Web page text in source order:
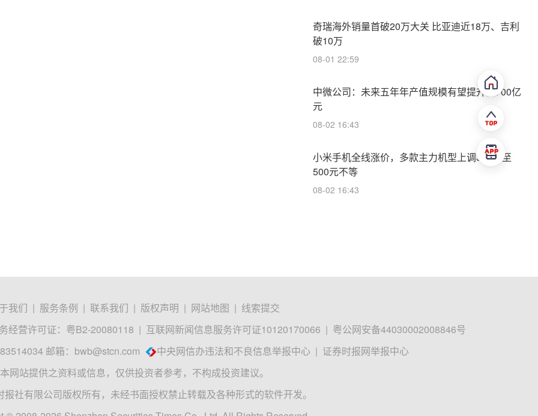
奇瑞海外销量首破20万大关 比亚迪近18万、吉利
破10万
08-01 22:59
中微公司：未来五年年产值规模有望提升至700亿
元
08-02 16:43
小米手机全线涨价，多款主力机型上调300元至
500元不等
08-02 16:43
我们 | 服务条例 | 联系我们 | 版权声明 | 网站地图 | 线索提交
经营许可证：粤B2-20080118 | 互联网新闻信息服务许可证10120170066 | 粤公网安备44030002008846号
邮箱： bwb@stcn.com 中央网信办违法和不良信息举报中心 | 证券时报网举报中心
本网站提供之资料或信息，仅供投资者参考，不构成投资建议。
报社有限公司版权所有，未经书面授权禁止转载及各种形式的软件开发。